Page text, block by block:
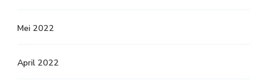
Mei 2022
April 2022